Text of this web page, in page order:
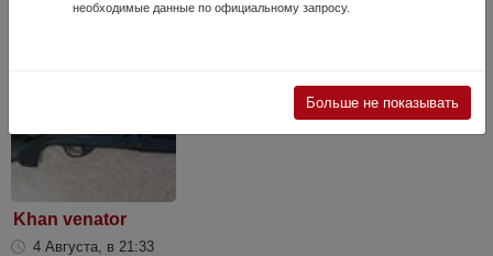
Khan venator
4 Августа, в 21:33
необходимые данные по официальному запросу.
Больше не показывать